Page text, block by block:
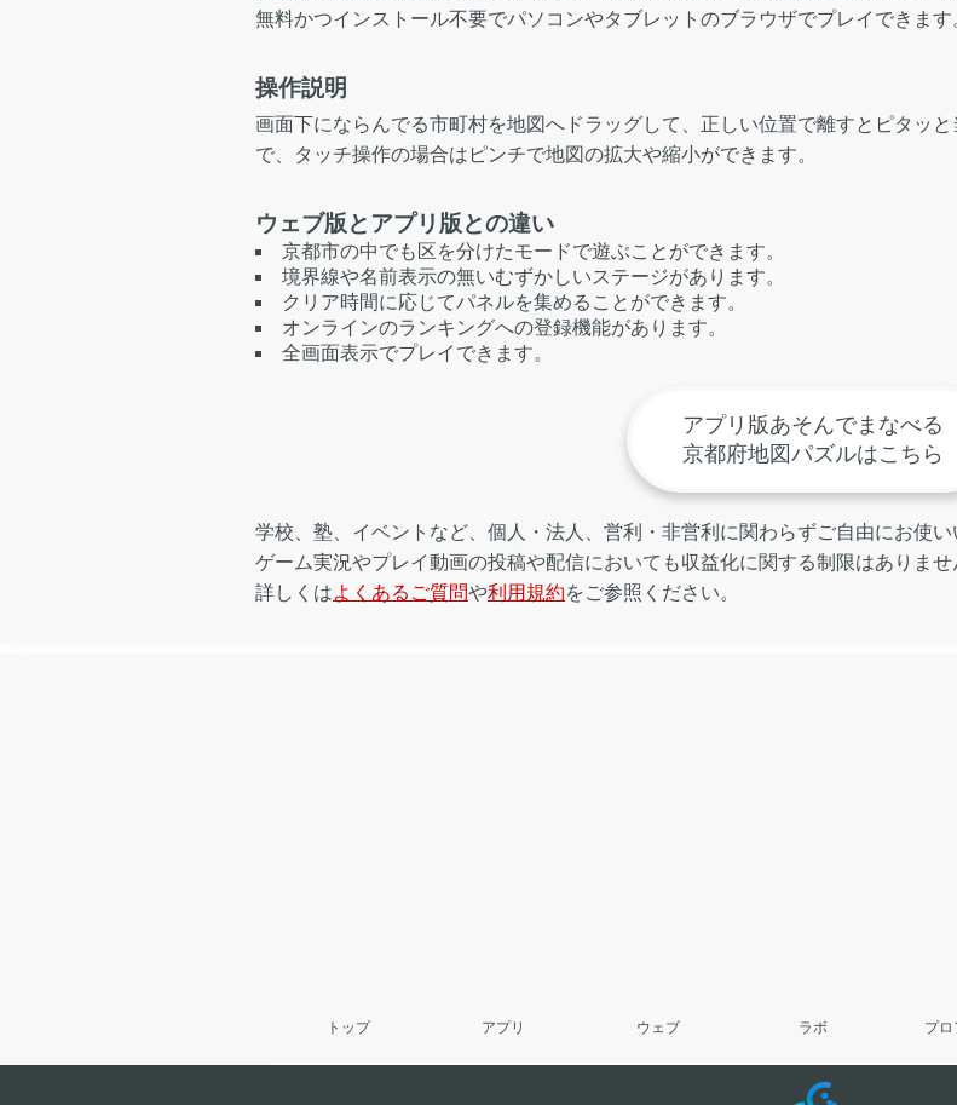
無料かつインストール不要でパソコンやタブレットのブラウザでプレイできます
操作説明
画面下にならんでる市町村を地図へドラッグして、正しい位置で離すとピタッ
で、タッチ操作の場合はピンチで地図の拡大や縮小ができます。
ウェブ版とアプリ版との違い
京都市の中でも区を分けたモードで遊ぶことができます。
境界線や名前表示の無いむずかしいステージがあります。
クリア時間に応じてパネルを集めることができます。
オンラインのランキングへの登録機能があります。
全画面表示でプレイできます。
アプリ版あそんでまなべる
京都府地図パズルはこちら
学校、塾、イベントなど、個人・法人、営利・非営利に関わらずご自由にお使い
ゲーム実況やプレイ動画の投稿や配信においても収益化に関する制限はありませ
詳しくはよくあるご質問や利用規約をご参照ください。
トップ アプリ ウェブ ラボ プ